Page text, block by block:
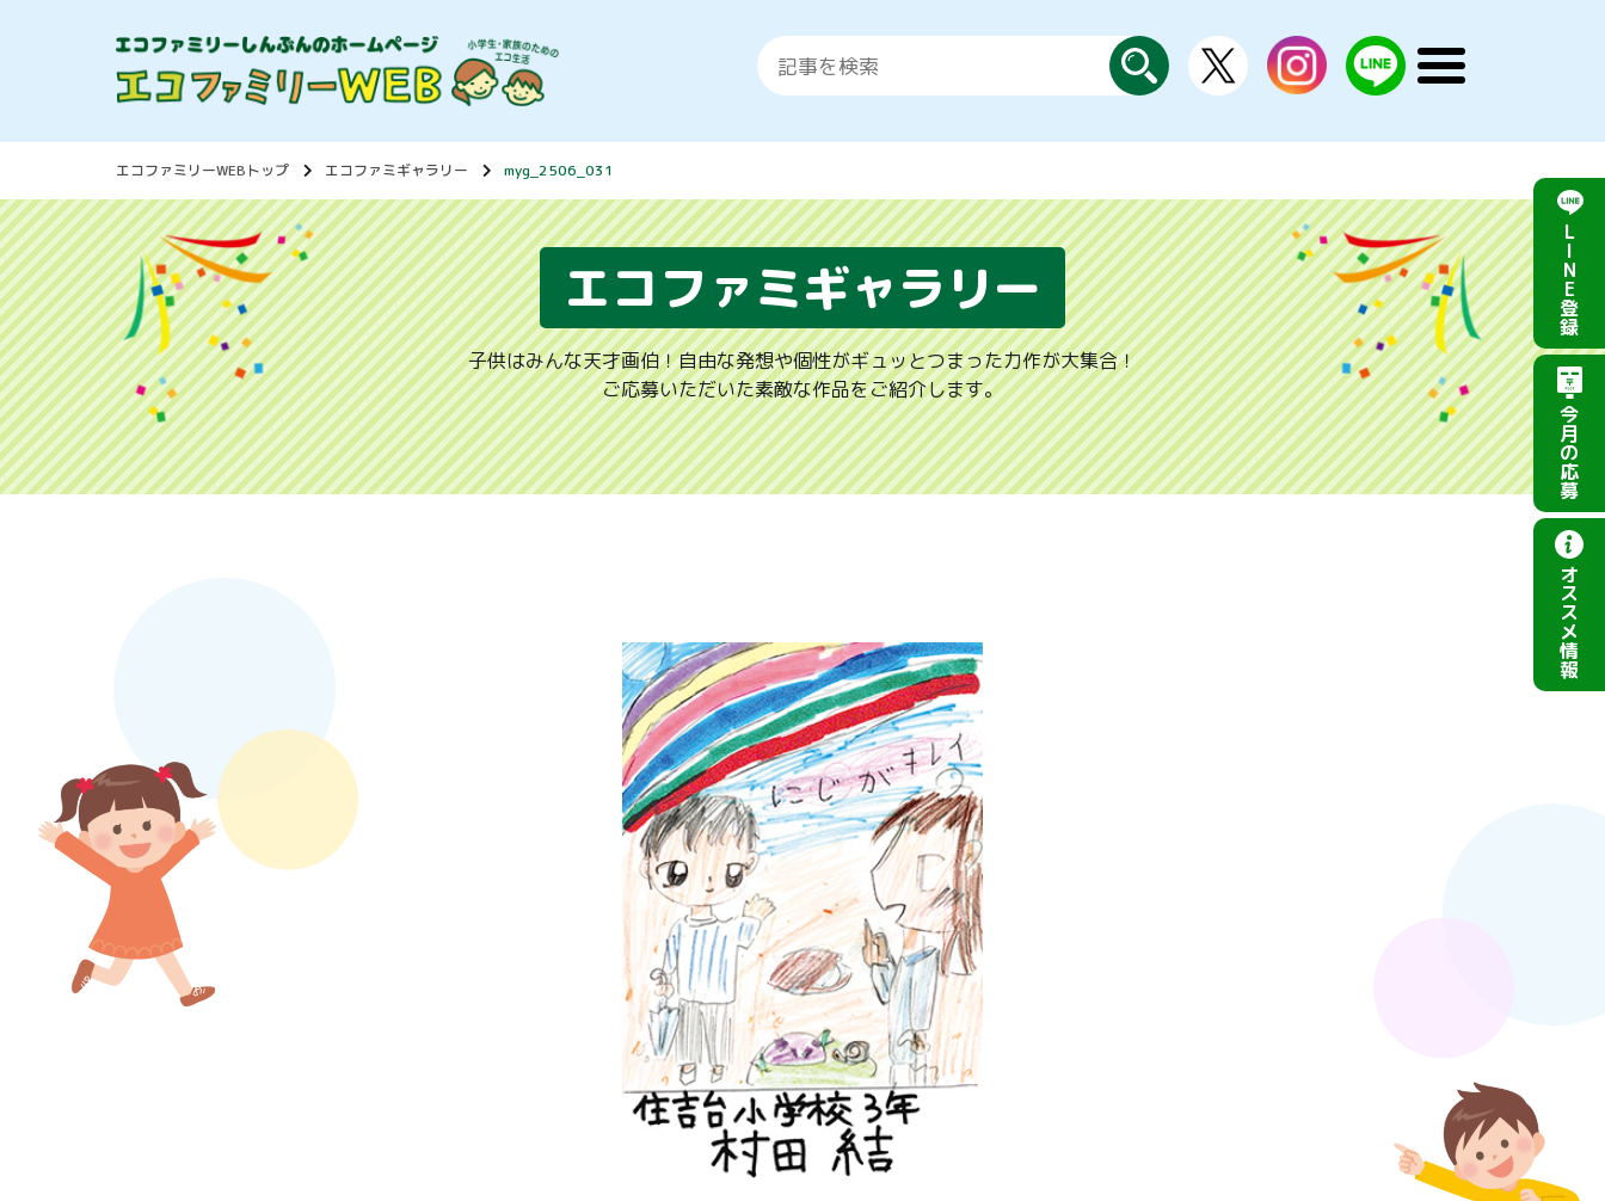
探
す
instagram LINE
公
メ
く
エコファミリーWEBトップ エコファミギャラリー myg_2506_031
エコファミギャラリー
子供はみんな天才画伯！自由な発想や個性がギュッとつまった力作が大集合！
ご応募いただいた素敵な作品をご紹介します。
L
I
N
E
登
録
今
月
の
応
募
オ
ス
ス
メ
情
報